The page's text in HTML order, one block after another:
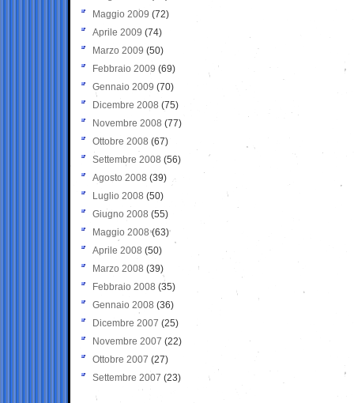
Maggio 2009 (72)
Aprile 2009 (74)
Marzo 2009 (50)
Febbraio 2009 (69)
Gennaio 2009 (70)
Dicembre 2008 (75)
Novembre 2008 (77)
Ottobre 2008 (67)
Settembre 2008 (56)
Agosto 2008 (39)
Luglio 2008 (50)
Giugno 2008 (55)
Maggio 2008(63)
Aprile 2008 (50)
Marzo 2008 (39)
Febbraio 2008 (35)
Gennaio 2008 (36)
Dicembre 2007 (25)
Novembre 2007 (22)
Ottobre 2007 (27)
Settembre 2007 (23)